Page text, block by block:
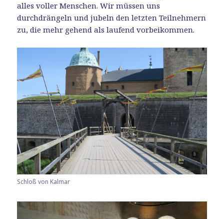
alles voller Menschen. Wir müssen uns
durchdrängeln und jubeln den letzten Teilnehmern
zu, die mehr gehend als laufend vorbeikommen.
Schloß von Kalmar